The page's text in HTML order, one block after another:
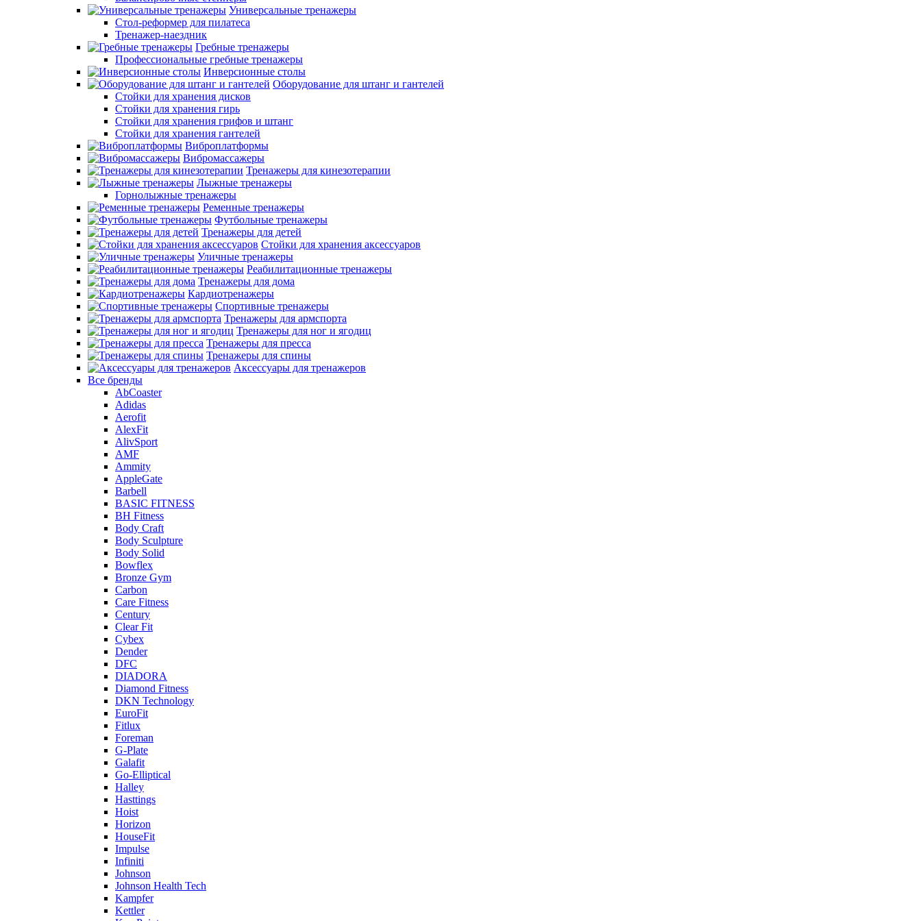
Универсальные тренажеры
Стол-реформер для пилатеса
Тренажер-наездник
Гребные тренажеры
Профессиональные гребные тренажеры
Инверсионные столы
Оборудование для штанг и гантелей
Стойки для хранения дисков
Стойки для хранения гирь
Стойки для хранения грифов и штанг
Стойки для хранения гантелей
Виброплатформы
Вибромассажеры
Тренажеры для кинезотерапии
Лыжные тренажеры
Горнолыжные тренажеры
Ременные тренажеры
Футбольные тренажеры
Тренажеры для детей
Стойки для хранения аксессуаров
Уличные тренажеры
Реабилитационные тренажеры
Тренажеры для дома
Кардиотренажеры
Спортивные тренажеры
Тренажеры для армспорта
Тренажеры для ног и ягодиц
Тренажеры для пресса
Тренажеры для спины
Аксессуары для тренажеров
Все бренды
AbCoaster
Adidas
Aerofit
AlexFit
AlivSport
AMF
Ammity
AppleGate
Barbell
BASIC FITNESS
BH Fitness
Body Craft
Body Sculpture
Body Solid
Bowflex
Bronze Gym
Carbon
Care Fitness
Century
Clear Fit
Cybex
Dender
DFC
DIADORA
Diamond Fitness
DKN Technology
EuroFit
Fitlux
Foreman
G-Plate
Galafit
Go-Elliptical
Halley
Hasttings
Hoist
Horizon
HouseFit
Impulse
Infiniti
Johnson
Johnson Health Tech
Kampfer
Kettler